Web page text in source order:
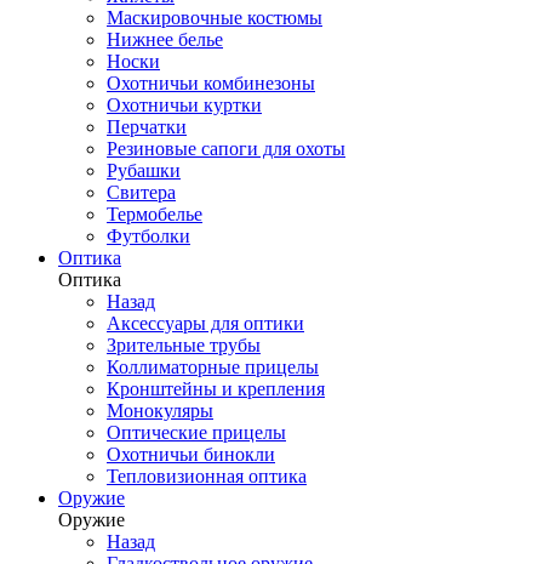
Маскировочные костюмы
Нижнее белье
Носки
Охотничьи комбинезоны
Охотничьи куртки
Перчатки
Резиновые сапоги для охоты
Рубашки
Свитера
Термобелье
Футболки
Оптика
Оптика
Назад
Аксессуары для оптики
Зрительные трубы
Коллиматорные прицелы
Кронштейны и крепления
Монокуляры
Оптические прицелы
Охотничьи бинокли
Тепловизионная оптика
Оружие
Оружие
Назад